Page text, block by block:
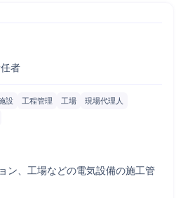
者
設 工程管理 工場
現場代理人
ン、工場などの電気設備の施工管